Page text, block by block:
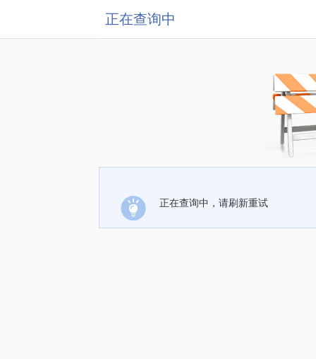
正在查询中
正在查询中，请刷新重试